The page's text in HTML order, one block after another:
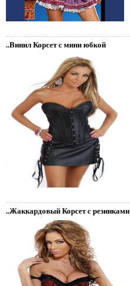
..Винил Корсет с мини юбкой
..Жаккардовый Корсет с резинками